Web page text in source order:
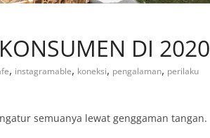
DI 2020
, instagramable, koneksi, pengalaman, perilaku
semuanya lewat genggaman tangan.